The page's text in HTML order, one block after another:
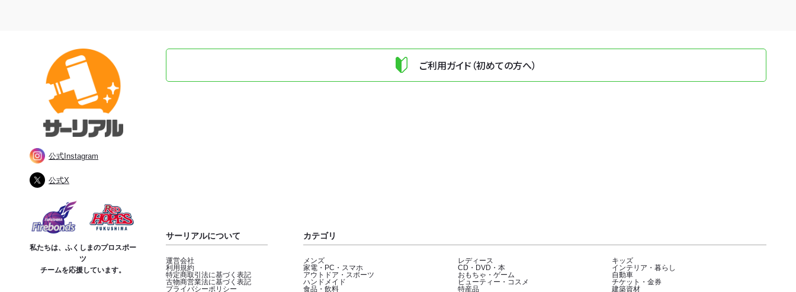
公式Instagram
公式X
私たちは、ふくしまのプロスポー
ツ
チームを応援しています。
ご利用ガイド（初めての方へ）
サーリアルについて
運営会社
利用規約
特定商取引法に基づく表記
古物商営業法に基づく表記
プライバシーポリシー
カテゴリ
メンズ レディース
キッズ
家電・PC・スマホ
CD・DVD・本
インテリア・暮らし
アウトドア・スポーツ
おもちゃ・ゲーム
自動車
ハンドメイド
ビューティー・コスメ
チケット・金券
食品・飲料
特産品
建築資材